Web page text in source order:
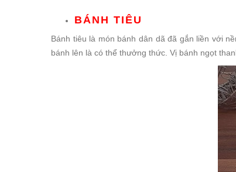
BÁNH TIÊU
Bánh tiêu là món bánh dân dã đã gắn liền với
bánh lên là có thể thưởng thức. Vị bánh ngọt